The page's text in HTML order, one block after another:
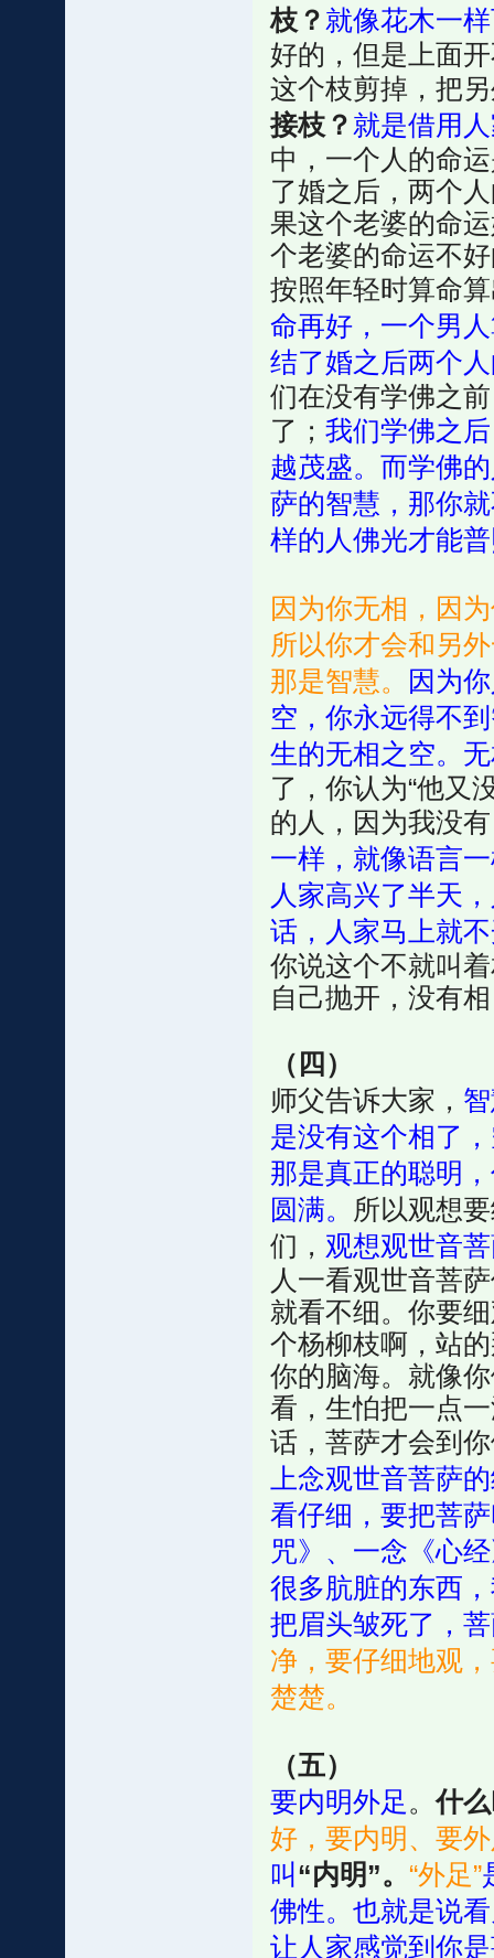
枝？ 就像花木一
好的，但是上面
这个枝剪掉，把
接枝？ 就是借用
中，一个人的命
了婚之后，两个
果这个老婆的命
个老婆的命运不
按照年轻时算命
命再好，一个男
结了婚之后两个
们在没有学佛之
了； 我们学佛之
越茂盛。而学佛
萨的智慧，那你
样的人佛光才能
因为你无相，因
所以你才会和另
那是智慧。
因为
空，你永远得不
生的无相之空。
了，你认为“他又
的人，因为我没
一样，就像语言
人家高兴了半天
话，人家马上就
你说这个不就叫
自己抛开，没有
（四）
师父告诉大家，
是没有这个相了
那是真正的聪明
圆满。
所以观想
们， 观想观世音
人一看观世音菩
就看不细。你要
个杨柳枝啊，站
你的脑海。就像
看，生怕把一点
话，菩萨才会到
上念观世音菩萨
看仔细，要把菩
咒》、一念《心
很多肮脏的东西
把眉头皱死了，
净，要仔细地观
楚楚。
（五）
要内明外足 。什
好，要内明、要
叫 “内明”。 “外足”
佛性。也就是说
让人家感觉到你